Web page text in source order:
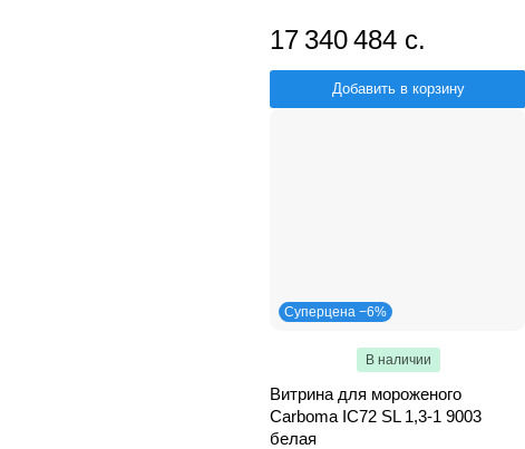
17 340 484 с.
Добавить в корзину
Суперцена −6%
В наличии
Витрина для мороженого
Carboma IC72 SL 1,3-1 9003
белая